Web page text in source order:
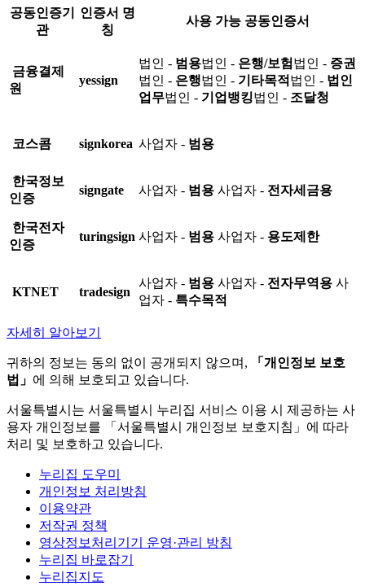
공동인증기
관
인증서 명
칭
사용 가능 공동인증서
금융결제
원
yessign
법인 - 범용법인 - 은행/보험 법인 - 증권
법인 - 은행법인 - 기타목적 법인 - 법인
업무법인 - 기업뱅킹법인 - 조달청
코스콤 signkorea 사업자 - 범용
한국정보
인증
signgate 사업자 - 범용 사업자 - 전자세금용
한국전자
인증
turingsign 사업자 - 범용 사업자 - 용도제한
KTNET tradesign
사업자 - 범용 사업자 - 전자무역용 사
업자 - 특수목적
자세히 알아보기
귀하의 정보는 동의 없이 공개되지 않으며,
「개인정보 보호
법」 에 의해 보호되고 있습니다.
서울특별시는 서울특별시 누리집 서비스 이용 시 제공하는 사
용자 개인정보를 「서울특별시 개인정보 보호지침」에 따라
처리 및 보호하고 있습니다.
누리집 도우미
개인정보 처리방침
이용약관
저작권 정책
영상정보처리기기 운영·관리 방침
누리집 바로잡기
누리집지도